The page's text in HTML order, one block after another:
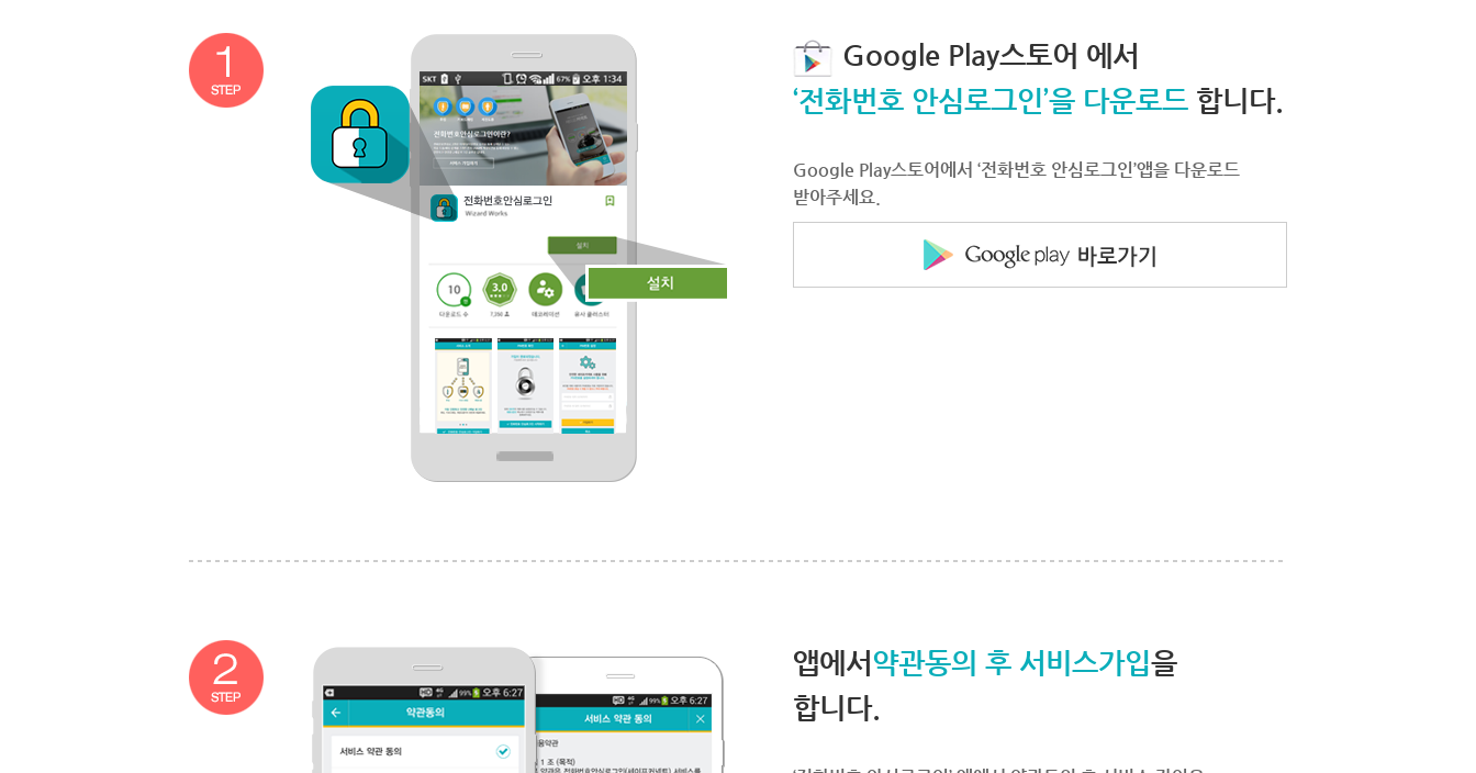
Google Play스토어 에서
‘전화번호 안심로그인’을 다운로드 합니다.
Google Play스토어에서 ‘전화번호 안심로그인’앱을 다운로드
받아주세요.
앱에서 약관동의 후 서비스가입을
합니다.